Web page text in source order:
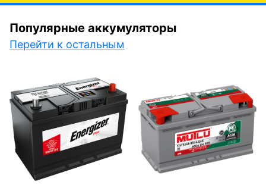
Популярные аккумуляторы
Перейти к остальным